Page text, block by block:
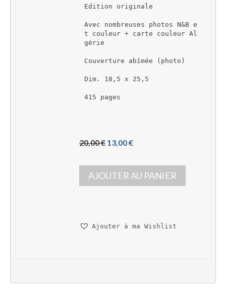
Edition originale
Avec nombreuses photos N&B e
t couleur + carte couleur Al
gérie
Couverture abîmée (photo)
Dim. 18,5 x 25,5
415 pages
20,00 € L
p
r
i
i
é
13,00 €L
p
r
i
t
s
AJOUTER AU PANIER
Ajouter à ma Wishlist